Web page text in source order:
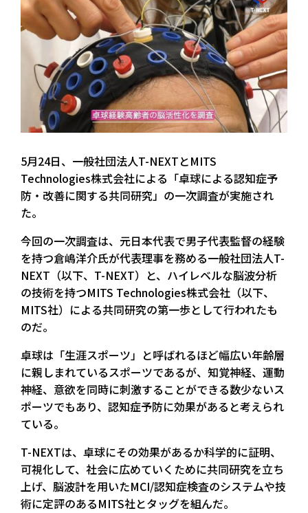
5月24日、一般社団法人T-NEXTとMITS
Technologies株式会社による「卓球による認知症予
防・改善に関する共同研究」の一次調査が実施され
た。
今回の一次調査は、元日本代表で男子代表監督の経験
を持つ倉嶋洋介氏が代表理事を務める一般社団法人T-
NEXT（以下、T-NEXT）と、ハイレベルな脳波分析
の技術を持つMITS Technologies株式会社（以下、
MITS社）による共同研究の第一歩として行われたも
のだ。
卓球は「生涯スポーツ」と呼ばれるほど幅広い年齢層
に親しまれているスポーツであるが、知覚神経、運動
神経、意欲を同時に刺激することができる数少ないス
ポーツでもあり、認知症予防に効果があると考えられ
ている。
T-NEXTは、卓球にその効果があるか科学的に証明、
可視化して、社会に広めていくために共同研究を立ち
上げ、脳波計を用いたMCI/認知症検査のシステムや技
術に定評のあるMITS社とタッグを組んだ。